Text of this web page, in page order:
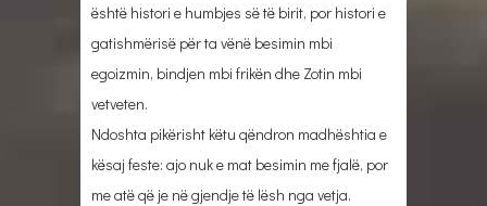
është histori e humbjes së të birit, por histori e
gatishmërisë për ta vënë besimin mbi
egoizmin, bindjen mbi frikën dhe Zotin mbi
vetveten.
Ndoshta pikërisht këtu qëndron madhështia e
kësaj feste: ajo nuk e mat besimin me fjalë, por
me atë që je në gjendje të lësh nga vetja.